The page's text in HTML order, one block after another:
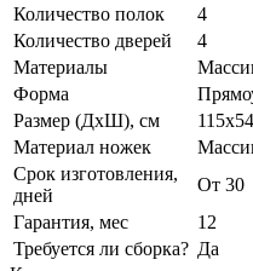
Количество полок
4
Количество дверей
4
Материалы
Форма
Размер (ДхШ), см
115х54
Материал ножек
Срок изготовления,
дней
От 30
Гарантия, мес
12
Требуется ли сборка? Да